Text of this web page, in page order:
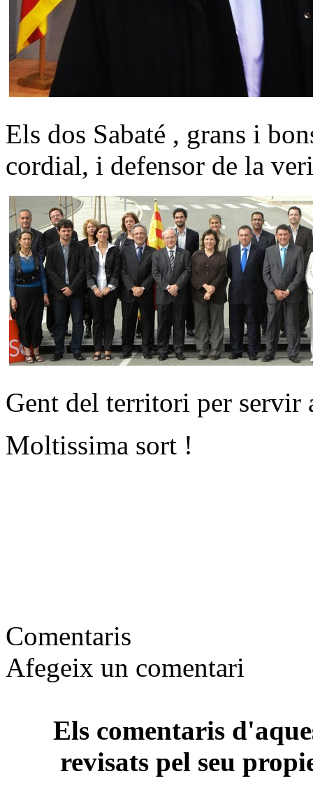
Els dos Sabaté , grans i
cordial, i defensor de la
Gent del territori per
Moltissima sort !
Comentaris
Afegeix un comentari
Els comentaris
revisats pel seu